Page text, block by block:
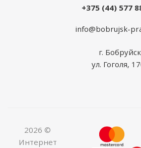
+375 (44) 577
info@bobrujsk-
г.
ул. Гоголя,
2026 ©
Интернет